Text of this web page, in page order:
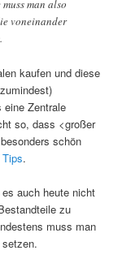
man also
voneinander
kaufen und diese
eine Zentrale
so, dass <großer
schön
.
auch heute nicht
zu
muss man